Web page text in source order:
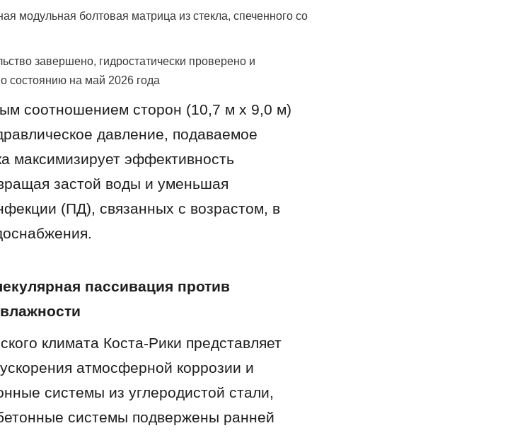
модульная болтовая матрица из стекла, спеченного со
завершено, гидростатически проверено и
состоянию на май 2026 года
соотношением сторон (10,7 м x 9,0 м)
давление, подаваемое
максимизирует эффективность
застой воды и уменьшая
(ПД), связанных с возрастом, в
пассивация против
климата Коста-Рики представляет
атмосферной коррозии и
системы из углеродистой стали,
системы подвержены ранней